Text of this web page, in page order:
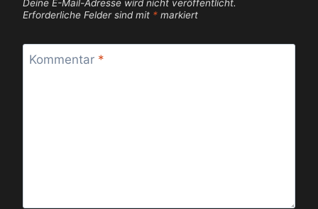
Deine E-Mail-Adresse wird nicht veröffentlicht.
Erforderliche Felder sind mit * markiert
Kommentar *